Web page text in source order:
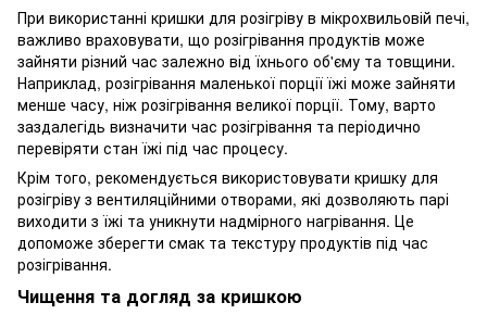
При використанні кришки для розігріву в мікрохвильовій печі,
важливо враховувати, що розігрівання продуктів може
зайняти різний час залежно від їхнього об'єму та товщини.
Наприклад, розігрівання маленької порції їжі може зайняти
менше часу, ніж розігрівання великої порції. Тому, варто
заздалегідь визначити час розігрівання та періодично
перевіряти стан їжі під час процесу.
Крім того, рекомендується використовувати кришку для
розігріву з вентиляційними отворами, які дозволяють парі
виходити з їжі та уникнути надмірного нагрівання. Це
допоможе зберегти смак та текстуру продуктів під час
розігрівання.
Чищення та догляд за кришкою